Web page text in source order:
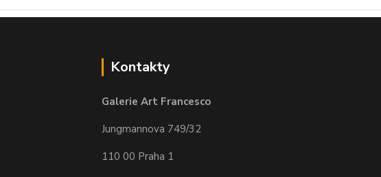
Kontakty
Galerie Art Francesco
Jungmannova 749/32
110 00 Praha 1